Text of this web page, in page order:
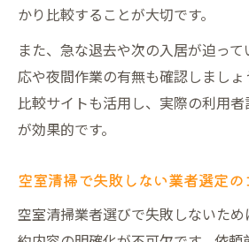
かり比較することが大切です。
また、急な退去や次の入居が迫っ
応や夜間作業の有無も確認しまし
比較サイトも活用し、実際の利用
が効果的です。
空室清掃で失敗しない業者選定の
空室清掃業者選びで失敗しないた